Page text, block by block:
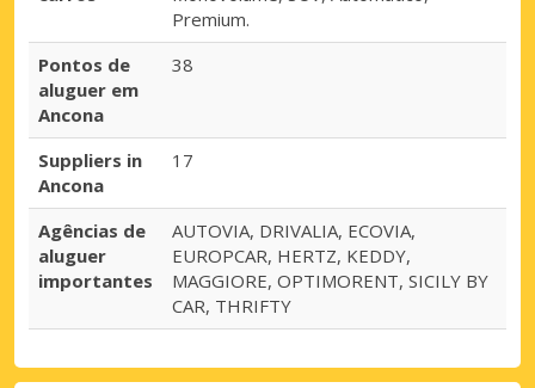
Premium.
Pontos de
aluguer em
Ancona
38
Suppliers in
Ancona
17
Agências de
aluguer
importantes
AUTOVIA, DRIVALIA, ECOVIA,
EUROPCAR, HERTZ, KEDDY,
MAGGIORE, OPTIMORENT, SICILY BY
CAR, THRIFTY